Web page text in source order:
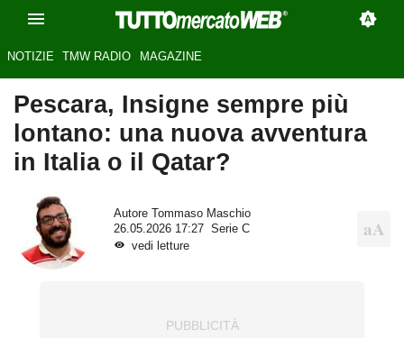
NOTIZIE TMW RADIO MAGAZINE
Pescara, Insigne sempre più
lontano: una nuova avventura
in Italia o il Qatar?
Autore
Tommaso Maschio
26.05.2026 17:27
Serie C
vedi letture